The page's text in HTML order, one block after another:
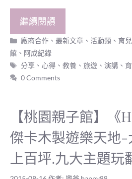
繼續閱讀
分
類
廠商合作 、最新文章 、 活動類 、 育
館 、 阿成紀錄
標
籤
分享 、 心得 、教養 、旅遊 、演講 、
0 Comments
【桃園親子館】《
傑卡木製遊樂天地-
上百坪.九大主題玩